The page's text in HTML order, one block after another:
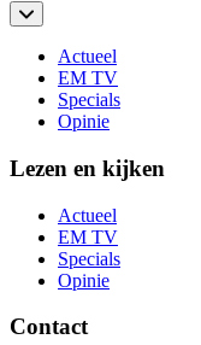
Actueel
EM TV
Specials
Opinie
Lezen en kijken
Actueel
EM TV
Specials
Opinie
Contact